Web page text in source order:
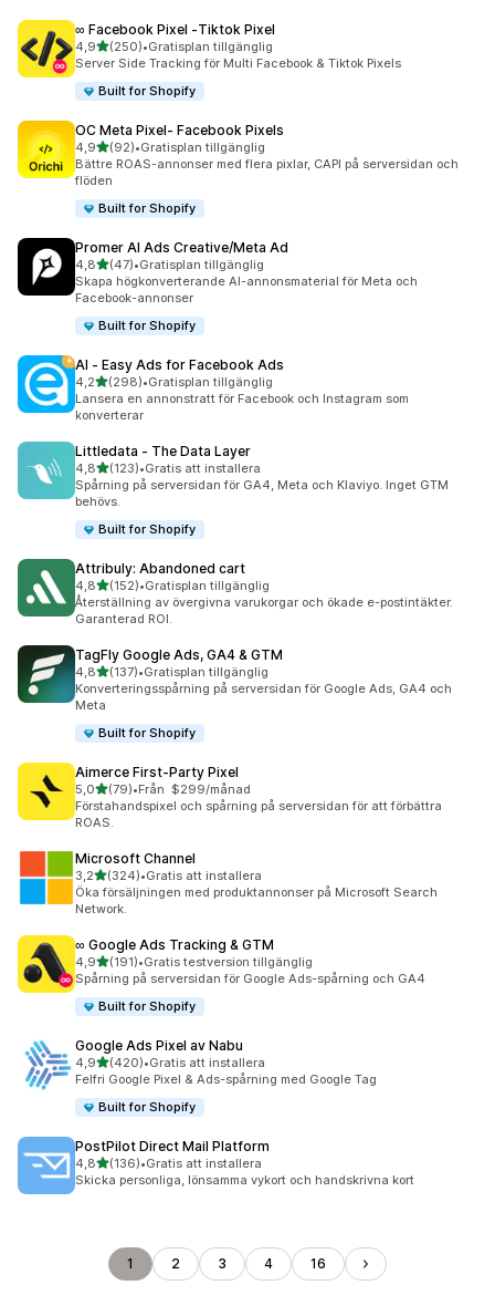
∞ Facebook Pixel ‑Tiktok Pixel
4,9av 5 stjärnor
(250)
250 recensioner totalt
•Gratisplan tillgänglig
Server Side Tracking för Multi Facebook & Tiktok Pixels
Built for Shopify
OC Meta Pixel‑ Facebook Pixels
4,9av 5 stjärnor
(92)
92 recensioner totalt
•Gratisplan tillgänglig
Bättre ROAS-annonser med flera pixlar, CAPI på serversidan och
flöden
Built for Shopify
Promer AI Ads Creative/Meta Ad
4,8av 5 stjärnor
(47)
47 recensioner totalt
•Gratisplan tillgänglig
Skapa högkonverterande AI-annonsmaterial för Meta och
Facebook-annonser
Built for Shopify
AI ‑ Easy Ads for Facebook Ads
4,2av 5 stjärnor
(298)
298 recensioner totalt
•Gratisplan tillgänglig
Lansera en annonstratt för Facebook och Instagram som
konverterar
Littledata ‑ The Data Layer
4,8av 5 stjärnor
(123)
123 recensioner totalt
•Gratis att installera
Spårning på serversidan för GA4, Meta och Klaviyo. Inget GTM
behövs.
Built for Shopify
Attribuly: Abandoned cart
4,8av 5 stjärnor
(152)
152 recensioner totalt
•Gratisplan tillgänglig
Återställning av övergivna varukorgar och ökade e-postintäkter.
Garanterad ROI.
TagFly Google Ads, GA4 & GTM
4,8av 5 stjärnor
(137)
137 recensioner totalt
•Gratisplan tillgänglig
Konverteringsspårning på serversidan för Google Ads, GA4 och
Meta
Built for Shopify
Aimerce First‑Party Pixel
5,0av 5 stjärnor
(79)
79 recensioner totalt
•Från $299/månad
Förstahandspixel och spårning på serversidan för att förbättra
ROAS.
Microsoft Channel
3,2av 5 stjärnor
(324)
324 recensioner totalt
•Gratis att installera
Öka försäljningen med produktannonser på Microsoft Search
Network.
∞ Google Ads Tracking & GTM
4,9av 5 stjärnor
(191)
191 recensioner totalt
•Gratis testversion tillgänglig
Spårning på serversidan för Google Ads-spårning och GA4
Built for Shopify
Google Ads Pixel av Nabu
4,9av 5 stjärnor
(420)
420 recensioner totalt
•Gratis att installera
Felfri Google Pixel & Ads-spårning med Google Tag
Built for Shopify
PostPilot Direct Mail Platform
4,8av 5 stjärnor
(136)
136 recensioner totalt
•Gratis att installera
Skicka personliga, lönsamma vykort och handskrivna kort
1 2 3 4 16